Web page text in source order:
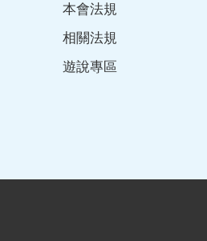
本會法規
相關法規
遊說專區